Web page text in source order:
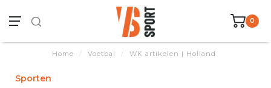
0
Home / Voetbal / WK artikelen | Holland
Sporten